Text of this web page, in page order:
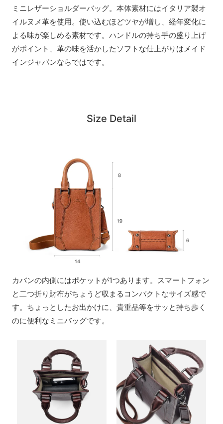
ミニレザーショルダーバッグ。本体素材にはイタリア製オ
イルヌメ革を使用。使い込むほどツヤが増し、経年変化に
よる味が楽しめる素材です。ハンドルの持ち手の盛り上げ
がポイント、革の味を活かしたソフトな仕上がりはメイド
インジャパンならではです。
Size Detail
カバンの内側にはポケットが1つあります。スマートフォン
と二つ折り財布がちょうど収まるコンパクトなサイズ感で
す。ちょっとしたお出かけに、貴重品等をサッと持ち歩く
のに便利なミニバッグです。